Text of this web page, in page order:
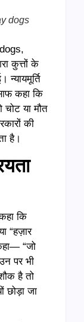
dogs
कुत्तों के
कहा कि
चोट या मौत
की
है।
कि
“हज़ार
“जो
पर भी
है तो
छोड़ा जा